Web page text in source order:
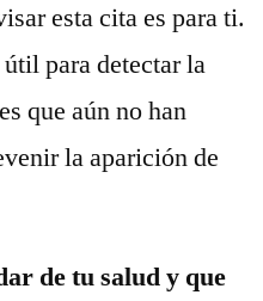
esta cita es para ti.
para detectar la
que aún no han
la aparición de
de tu salud y que